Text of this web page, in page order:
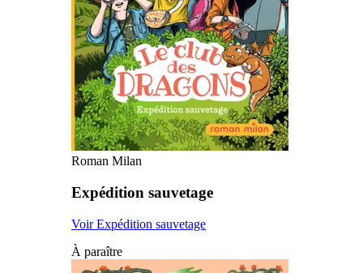
Roman Milan
Expédition sauvetage
Voir Expédition sauvetage
À paraître